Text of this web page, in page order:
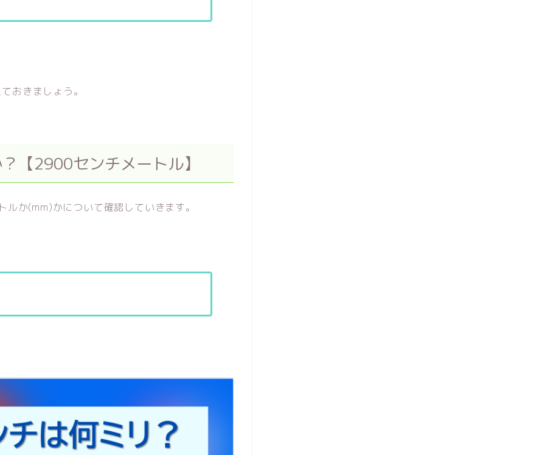
おきましょう。
【2900センチメートル】
か(mm)かについて確認していきます。